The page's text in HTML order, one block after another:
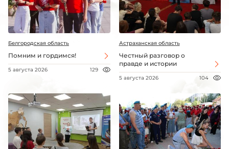
Белгородская область
Помним и гордимся!
5 августа 2026 129
Астраханская область
Честный разговор о
правде и истории
5 августа 2026 104